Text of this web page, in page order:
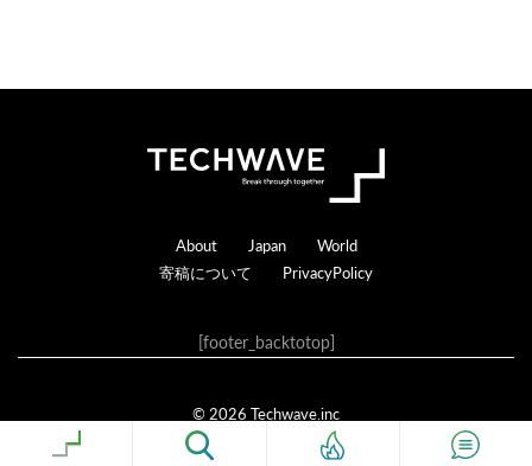
Footer
About Japan
World
寄稿について
PrivacyPolicy
[footer_backtotop]
© 2026 Techwave.inc
Genesis Framework
WordPress·